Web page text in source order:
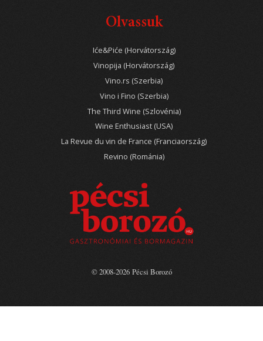
Olvassuk
Iće&Piće (Horvátország)
Vinopija (Horvátország)
Vino.rs (Szerbia)
Vino i Fino (Szerbia)
The Third Wine (Szlovénia)
Wine Enthusiast (USA)
La Revue du vin de France (Franciaország)
Revino (Románia)
© 2008-2026 Pécsi Borozó